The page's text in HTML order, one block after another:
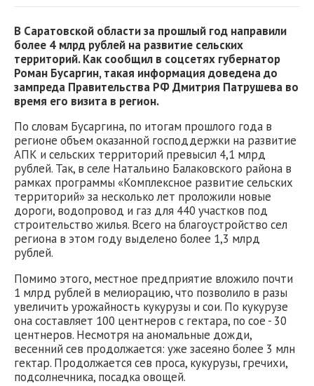
В Саратовской области за прошлый год направили
более 4 млрд рублей на развитие сельских
территорий. Как сообщил в соцсетях губернатор
Роман Бусаргин, такая информация доведена до
зампреда Правительства РФ Дмитрия Патрушева во
время его визита в регион.
По словам Бусаргина, по итогам прошлого года в
регионе объем оказанной господдержки на развитие
АПК и сельских территорий превысил 4,1 млрд
рублей. Так, в селе Натальино Балаковского района в
рамках программы «Комплексное развитие сельских
территорий» за несколько лет проложили новые
дороги, водопровод и газ для 440 участков под
строительство жилья. Всего на благоустройство сел
региона в этом году выделено более 1,3 млрд
рублей.
Помимо этого, местное предприятие вложило почти
1 млрд рублей в мелиорацию, что позволило в разы
увеличить урожайность кукурузы и сои. По кукурузе
она составляет 100 центнеров с гектара, по сое - 30
центнеров. Несмотря на аномальные дожди,
весенний сев продолжается: уже засеяно более 3 млн
гектар. Продолжается сев проса, кукурузы, гречихи,
подсолнечника, посадка овощей.